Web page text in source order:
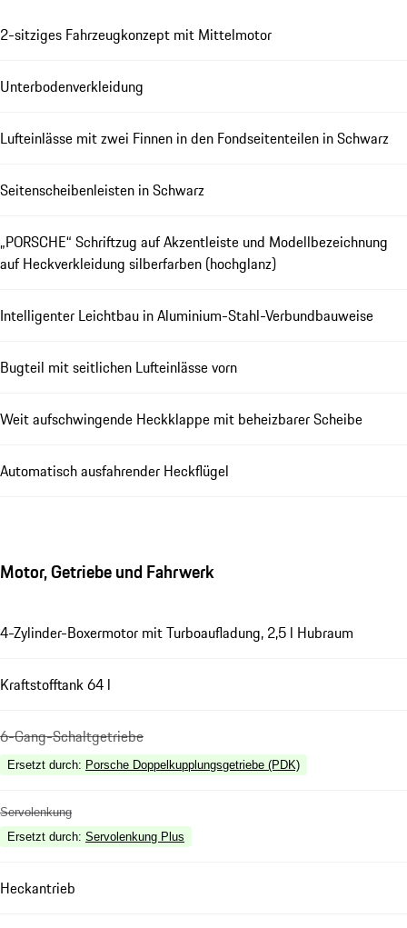
2-sitziges Fahrzeugkonzept mit Mittelmotor
Unterbodenverkleidung
Lufteinlässe mit zwei Finnen in den Fondseitenteilen in Schwarz
Seitenscheibenleisten in Schwarz
„PORSCHE“ Schriftzug auf Akzentleiste und Modellbezeichnung
auf Heckverkleidung silberfarben (hochglanz)
Intelligenter Leichtbau in Aluminium-Stahl-Verbundbauweise
Bugteil mit seitlichen Lufteinlässe vorn
Weit aufschwingende Heckklappe mit beheizbarer Scheibe
Automatisch ausfahrender Heckflügel
Motor, Getriebe und Fahrwerk
4-Zylinder-Boxermotor mit Turboaufladung, 2,5 l Hubraum
Kraftstofftank 64 l
6-Gang-Schaltgetriebe
Ersetzt durch: Porsche Doppelkupplungsgetriebe (PDK)
Servolenkung
Ersetzt durch: Servolenkung Plus
Heckantrieb